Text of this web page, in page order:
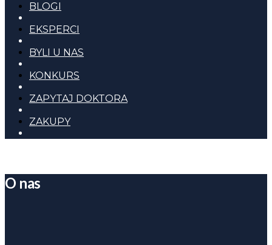
BLOGI
EKSPERCI
BYLI U NAS
KONKURS
ZAPYTAJ DOKTORA
ZAKUPY
O nas